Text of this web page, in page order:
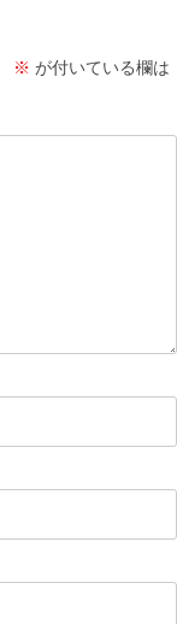
※ が付いている欄は